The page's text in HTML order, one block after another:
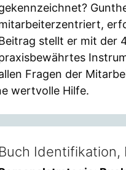
stellt er mit der
Fragen der
wertvolle Hilfe.
Buch